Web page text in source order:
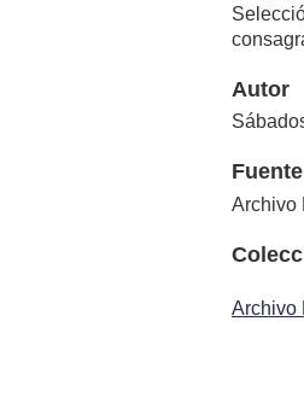
Autor
Fuente
Archivo
Archivo